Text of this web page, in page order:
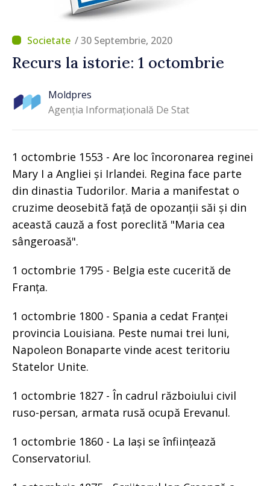
/ 30 Septembrie, 2020
Recurs la istorie: 1 octombrie
Moldpres
Agenția Informațională De Stat
1 octombrie 1553 - Are loc încoronarea reginei
Mary I a Angliei și Irlandei. Regina face parte
din dinastia Tudorilor. Maria a manifestat o
cruzime deosebită față de opozanții săi și din
această cauză a fost poreclită "Maria cea
sângeroasă".
1 octombrie 1795 - Belgia este cucerită de
Franța.
1 octombrie 1800 - Spania a cedat Franței
provincia Louisiana. Peste numai trei luni,
Napoleon Bonaparte vinde acest teritoriu
Statelor Unite.
1 octombrie 1827 - În cadrul războiului civil
ruso-persan, armata rusă ocupă Erevanul.
1 octombrie 1860 - La Iași se înființează
Conservatoriul.